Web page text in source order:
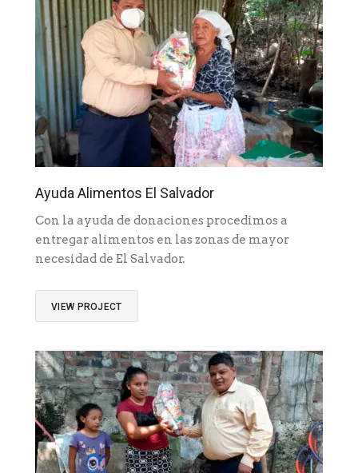
Ayuda Alimentos El Salvador
Con la ayuda de donaciones procedimos a
entregar alimentos en las zonas de mayor
necesidad de El Salvador.
VIEW PROJECT